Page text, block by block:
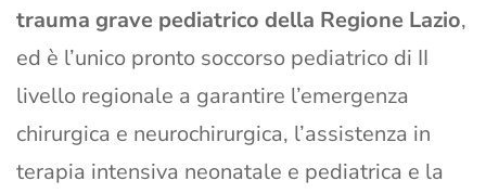
trauma grave pediatrico della Regione Lazio,
ed è l’unico pronto soccorso pediatrico di II
livello regionale a garantire l’emergenza
chirurgica e neurochirurgica, l’assistenza in
terapia intensiva neonatale e pediatrica e la